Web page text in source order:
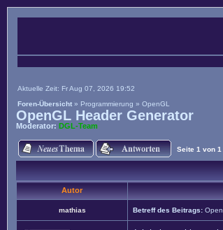
Aktuelle Zeit: Fr Aug 07, 2026 19:52
Foren-Übersicht » Programmierung » OpenGL
OpenGL Header Generator
Moderator: DGL-Team
Seite 1 von 1
Autor
mathias Betreff des Beitrags: